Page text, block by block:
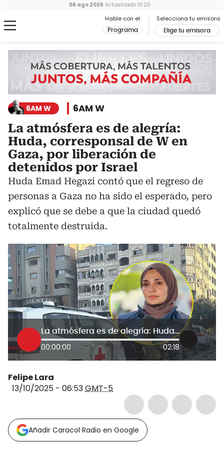
Hable con el
Programa
Selecciona tu emisora
Elige tu emisora
06 ago 2026 Actualizado 19:20
6AM W 6AM W
La atmósfera es de alegría:
Huda, corresponsal de W en
Gaza, por liberación de
detenidos por Israel
Huda Emad Hegazi contó que el regreso de
personas a Gaza no ha sido el esperado, pero
explicó que se debe a que la ciudad quedó
totalmente destruida.
La atmósfera es de alegría: Huda, corresponsal de W en Gaza, por liberación de detenidos por Israel
00:00:00 02:18
Felipe Lara
13/10/2025 - 06:53GMT-5
Añadir Caracol Radio en Google